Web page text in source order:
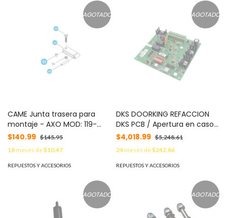
AGOTADO
CAME Junta trasera para
montaje - AXO MOD: 119-
RID330
$140.99 $145.95
18meses de$10.47
REPUESTOS Y ACCESORIOS
AGOTADO
DKS DOORKING REFACCION
DKS PCB / Apertura en caso
de falla / 1601 / 1602 / 1603 /
6100 / 6300 / 9150 / 9300 /
9310 2340-010
$4,018.99 $5,248.61
24meses de$242.86
REPUESTOS Y ACCESORIOS
AGOTADO AGOTADO